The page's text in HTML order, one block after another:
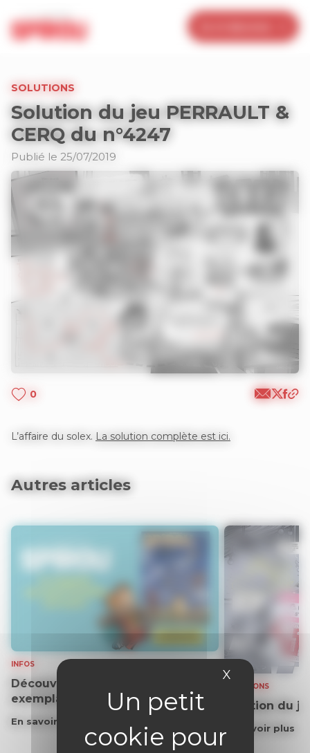
X Masquer le
SOLUTIONS
Solution du jeu PERRAULT &
CERQ du n°4247
Publié le 25/07/2019
0
L’affaire du solex. La solution complète est ici.
Autres articles
INFOS
Découvrez gratuitement un
exemplaire du journal !
En savoir plus
SOLUTIONS
Solution du
En savoir plus